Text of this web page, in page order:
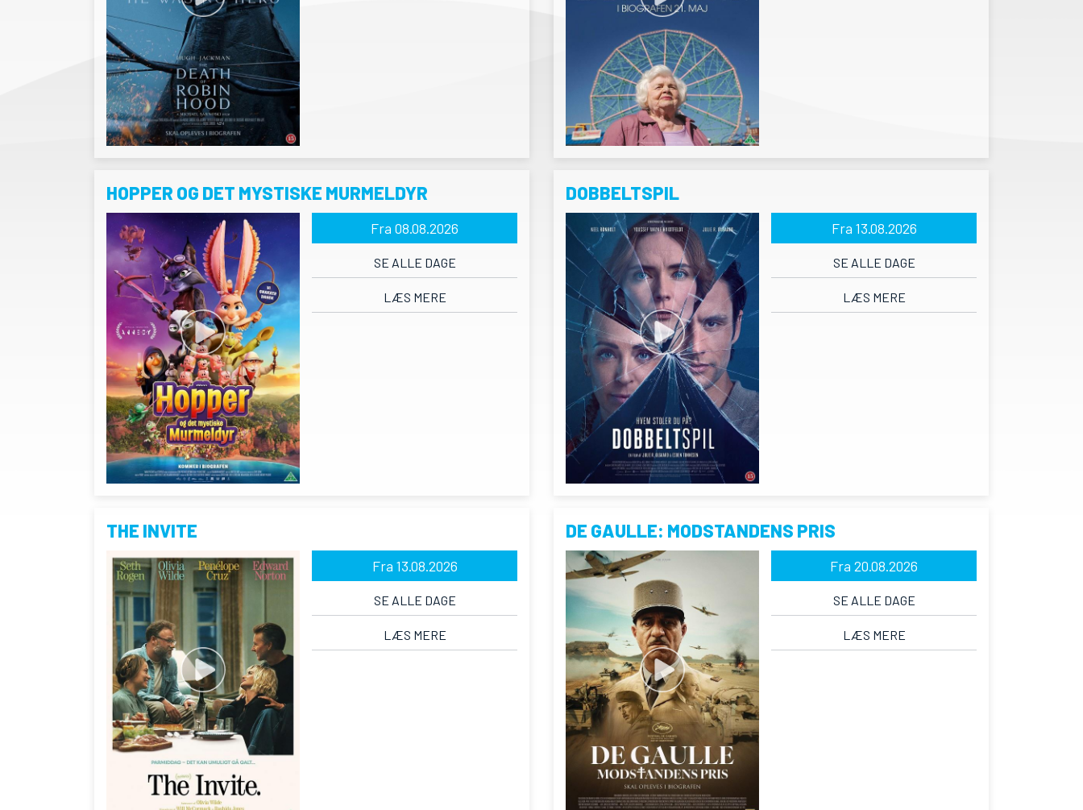
HOPPER OG DET MYSTISKE MURMELDYR
Fra 08.08.2026
SE ALLE DAGE
LÆS MERE
DOBBELTSPIL
Fra 13.08.2026
SE ALLE DAGE
LÆS MERE
THE INVITE
Fra 13.08.2026
SE ALLE DAGE
LÆS MERE
DE GAULLE: MODSTANDENS PRIS
Fra 20.08.2026
SE ALLE DAGE
LÆS MERE